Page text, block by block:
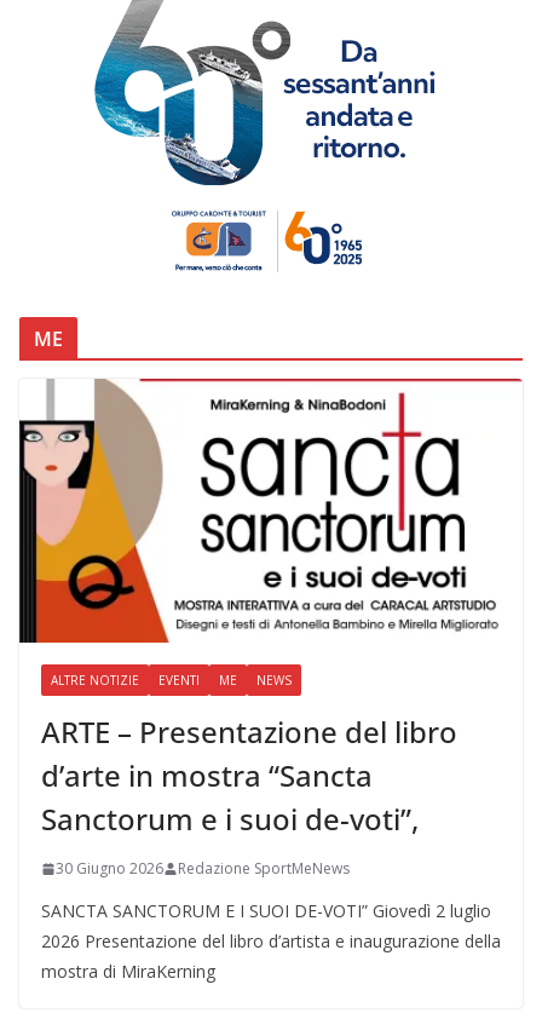
ME
ALTRE NOTIZIE EVENTI ME NEWS
ARTE – Presentazione del libro
d’arte in mostra “Sancta
Sanctorum e i suoi de-voti”,
30 Giugno 2026 Redazione SportMeNews
SANCTA SANCTORUM E I SUOI DE-VOTI” Giovedì 2 luglio
2026 Presentazione del libro d’artista e inaugurazione della
mostra di MiraKerning